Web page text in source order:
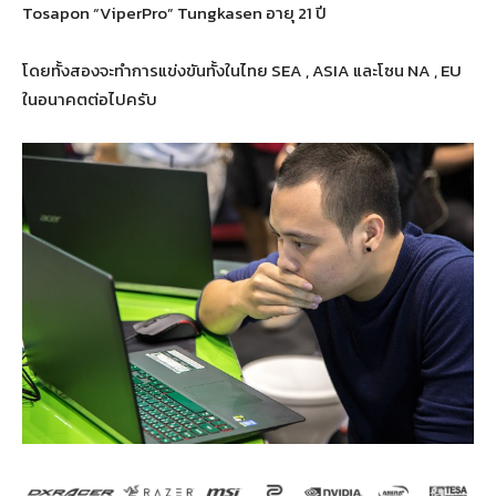
Tosapon “ViperPro” Tungkasen อายุ 21 ปี
โดยทั้งสองจะทำการแข่งขันทั้งในไทย SEA , ASIA และโซน NA , EU
ในอนาคตต่อไปครับ